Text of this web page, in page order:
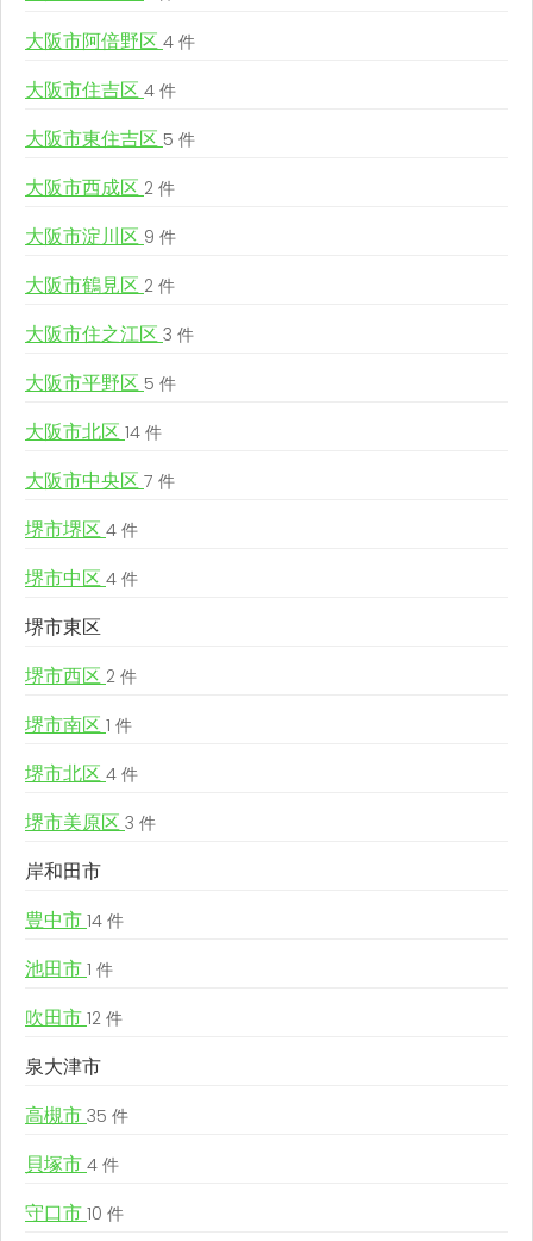
大阪市阿倍野区 4 件
大阪市住吉区 4 件
大阪市東住吉区 5 件
大阪市西成区 2 件
大阪市淀川区 9 件
大阪市鶴見区 2 件
大阪市住之江区 3 件
大阪市平野区 5 件
大阪市北区 14 件
大阪市中央区 7 件
堺市堺区 4 件
堺市中区 4 件
堺市東区
堺市西区 2 件
堺市南区 1 件
堺市北区 4 件
堺市美原区 3 件
岸和田市
豊中市 14 件
池田市 1 件
吹田市 12 件
泉大津市
高槻市 35 件
貝塚市 4 件
守口市 10 件